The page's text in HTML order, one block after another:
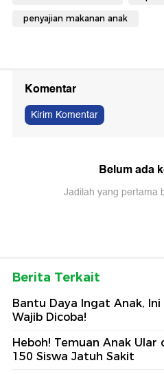
penyajian makanan anak
Komentar
Kirim Komentar
Belum ada
Jadilah yang pertama
Berita Terkait
Bantu Daya Ingat Anak,
Wajib Dicoba!
Heboh! Temuan Anak Ular
150 Siswa Jatuh Sakit